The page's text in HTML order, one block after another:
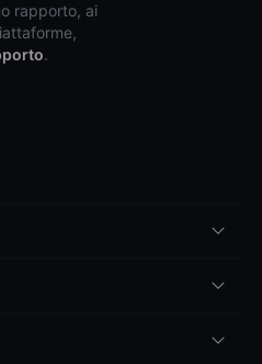
rapporto, ai
.